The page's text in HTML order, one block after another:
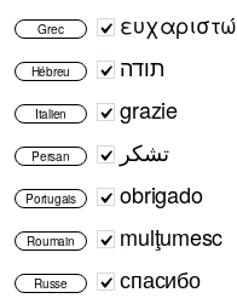
Grec ευχαριστώ
Hébreu תודה
Italien grazie
Persan تشکر
Portugais obrigado
Roumain mulţumesc
Russe спасибо